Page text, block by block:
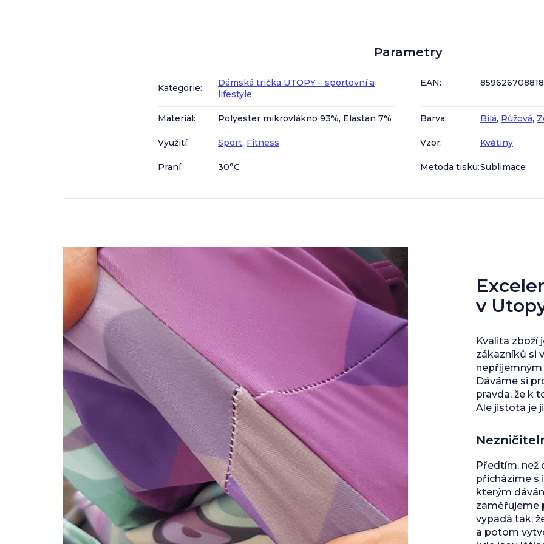
Parametry
Kategorie:
Dámská trička UTOPY – sportovní a
lifestyle
EAN:
Materiál: Polyester mikrovlákno 93%, Elastan 7% Barva: Bílá, Růžová,
Využití: Sport, Fitness Vzor: Květiny
Praní: 30°C Metoda tisku:Sublimace
v
Kvalita zboží
zákazníků si
Dáváme si
pravda, že k
Ale jistota je
Předtím, než
přicházíme s
kterým
zaměřujeme
vypadá tak,
a potom